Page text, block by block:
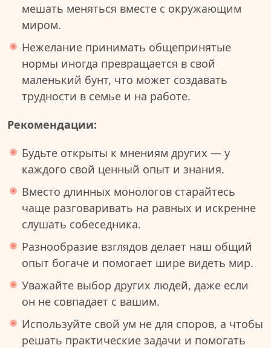
мешать меняться вместе с окружающим
миром.
Нежелание принимать общепринятые
нормы иногда превращается в свой
маленький бунт, что может создавать
трудности в семье и на работе.
Рекомендации:
Будьте открыты к мнениям других — у
каждого свой ценный опыт и знания.
Вместо длинных монологов старайтесь
чаще разговаривать на равных и искренне
слушать собеседника.
Разнообразие взглядов делает наш общий
опыт богаче и помогает шире видеть мир.
Уважайте выбор других людей, даже если
он не совпадает с вашим.
Используйте свой ум не для споров, а чтобы
решать практические задачи и помогать